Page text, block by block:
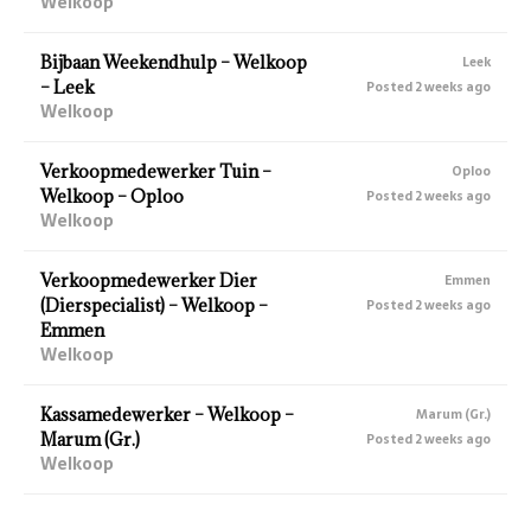
Bijbaan Weekendhulp – Welkoop
– Leek
Welkoop
Leek
Posted 2 weeks ago
Verkoopmedewerker Tuin –
Welkoop – Oploo
Welkoop
Oploo
Posted 2 weeks ago
Verkoopmedewerker Dier
(Dierspecialist) – Welkoop –
Emmen
Welkoop
Emmen
Posted 2 weeks ago
Kassamedewerker – Welkoop –
Marum (Gr.)
Welkoop
Marum (Gr.)
Posted 2 weeks ago